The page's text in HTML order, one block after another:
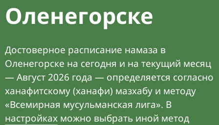
Оленегорске
Достоверное расписание намаза в
Оленегорске на сегодня и на текущий месяц
— Август 2026 года — определяется согласно
ханафитскому (ханафи) мазхабу и методу
«Всемирная мусульманская лига». В
настройках можно выбрать иной метод